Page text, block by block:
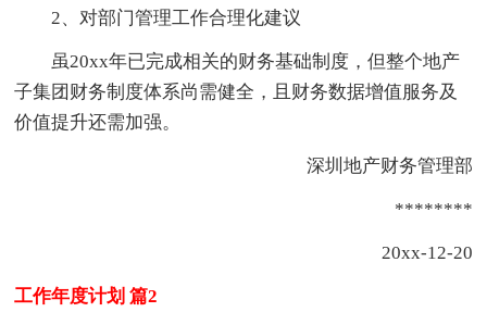
2、对部门管理工作合理化建议
虽20xx年已完成相关的财务基础制度，但整个地产
子集团财务制度体系尚需健全，且财务数据增值服务及
价值提升还需加强。
深圳地产财务管理部
********
20xx-12-20
工作年度计划 篇2